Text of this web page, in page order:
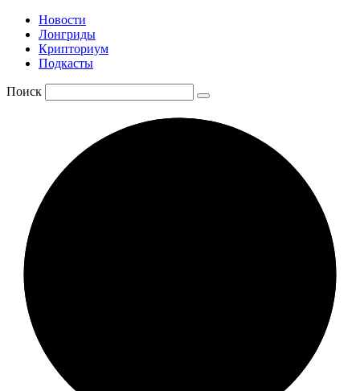
Новости
Лонгриды
Крипториум
Подкасты
Поиск